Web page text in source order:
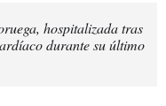
hospitalizada tras
durante su último